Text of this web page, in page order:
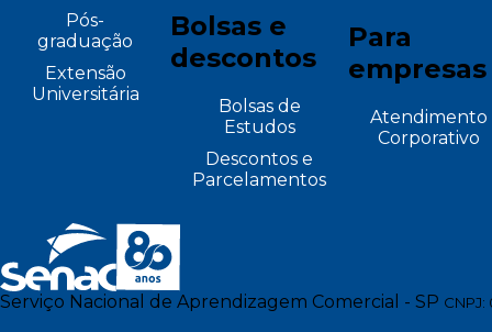
Pós-
graduação
Extensão
Universitária
Bolsas e
descontos
Bolsas de
Estudos
Descontos e
Parcelamentos
Para
empresas
Atendimento
Corporativo
Serviço Nacional de Aprendizagem Comercial - SP